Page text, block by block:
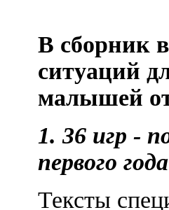
В сборник
ситуаций
малышей
1. 36 игр -
первого
Тексты